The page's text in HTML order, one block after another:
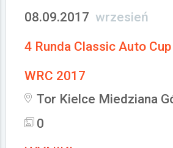
08.09.2017 wrzesień
4 Runda Classic Auto
WRC 2017
Tor Kielce Miedziana
0